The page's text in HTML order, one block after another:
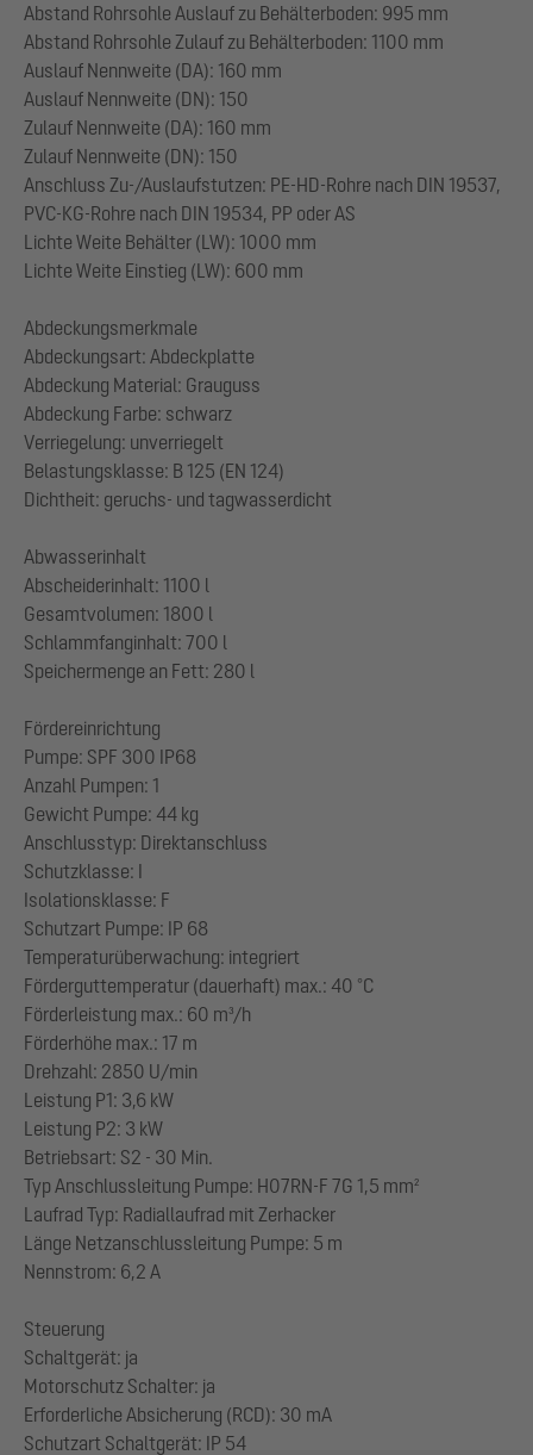
Abstand Rohrsohle Auslauf zu Behälterboden: 995 mm
Abstand Rohrsohle Zulauf zu Behälterboden: 1100 mm
Auslauf Nennweite (DA): 160 mm
Auslauf Nennweite (DN): 150
Zulauf Nennweite (DA): 160 mm
Zulauf Nennweite (DN): 150
Anschluss Zu-/Auslaufstutzen: PE-HD-Rohre nach DIN 19537,
PVC-KG-Rohre nach DIN 19534, PP oder AS
Lichte Weite Behälter (LW): 1000 mm
Lichte Weite Einstieg (LW): 600 mm
Abdeckungsmerkmale
Abdeckungsart: Abdeckplatte
Abdeckung Material: Grauguss
Abdeckung Farbe: schwarz
Verriegelung: unverriegelt
Belastungsklasse: B 125 (EN 124)
Dichtheit: geruchs- und tagwasserdicht
Abwasserinhalt
Abscheiderinhalt: 1100 l
Gesamtvolumen: 1800 l
Schlammfanginhalt: 700 l
Speichermenge an Fett: 280 l
Fördereinrichtung
Pumpe: SPF 300 IP68
Anzahl Pumpen: 1
Gewicht Pumpe: 44 kg
Anschlusstyp: Direktanschluss
Schutzklasse: I
Isolationsklasse: F
Schutzart Pumpe: IP 68
Temperaturüberwachung: integriert
Förderguttemperatur (dauerhaft) max.: 40 °C
Förderleistung max.: 60 m³/h
Förderhöhe max.: 17 m
Drehzahl: 2850 U/min
Leistung P1: 3,6 kW
Leistung P2: 3 kW
Betriebsart: S2 - 30 Min.
Typ Anschlussleitung Pumpe: H07RN-F 7G 1,5 mm²
Laufrad Typ: Radiallaufrad mit Zerhacker
Länge Netzanschlussleitung Pumpe: 5 m
Nennstrom: 6,2 A
Steuerung
Schaltgerät: ja
Motorschutz Schalter: ja
Erforderliche Absicherung (RCD): 30 mA
Schutzart Schaltgerät: IP 54